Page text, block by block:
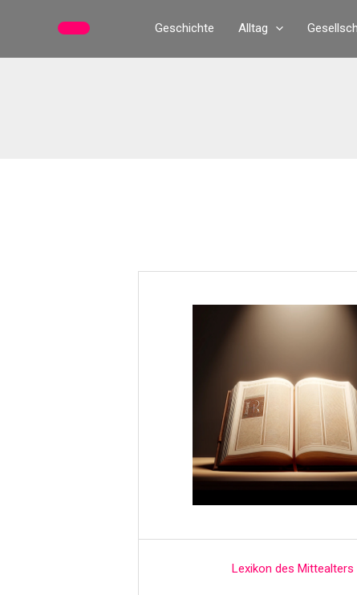
Geschichte Alltag
Lexikon des Mittealters